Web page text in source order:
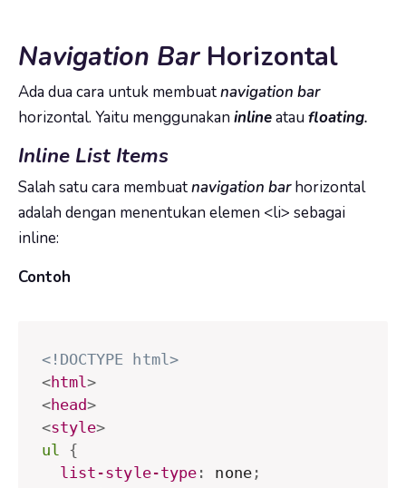
Navigation BarHorizontal
Ada dua cara untuk membuatnavigation bar
horizontal. Yaitu menggunakan inlineatau floating.
Inline List Items
Salah satu cara membuatnavigation barhorizontal
adalah dengan menentukan elemen <li> sebagai
inline:
Contoh
<!DOCTYPE html>
<html>
<head>
<style>
ul
{
list-style-type : none;